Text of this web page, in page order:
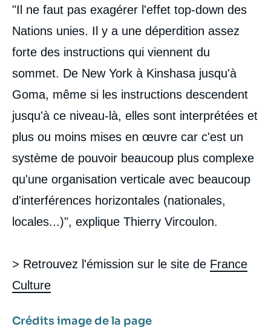
"Il ne faut pas exagérer l'effet top-down des
Nations unies. Il y a une déperdition assez
forte des instructions qui viennent du
sommet. De New York à Kinshasa jusqu'à
Goma, même si les instructions descendent
jusqu'à ce niveau-là, elles sont interprétées et
plus ou moins mises en œuvre car c'est un
système de pouvoir beaucoup plus complexe
qu'une organisation verticale avec beaucoup
d'interférences horizontales (nationales,
locales...)", explique Thierry Vircoulon.
> Retrouvez l'émission sur le site de France
Culture
Crédits image de la page